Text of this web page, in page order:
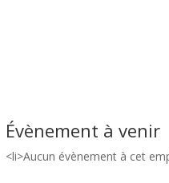
Évènement à venir
<li>Aucun évènement à cet